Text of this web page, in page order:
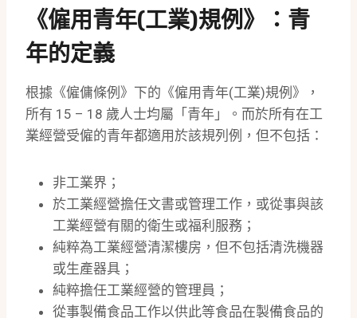
《僱用青年(工業)規例》：青
年的定義
根據《僱傭條例》下的《僱用青年(工業)規例》，
所有 15 – 18 歲人士均屬「青年」。而於所有在工
業經營受僱的青年都適用於該規列例，但不包括：
非工業界；
於工業經營擔任文書或管理工作，或從事與該
工業經營有關的衛生或福利服務；
純粹為工業經營清潔樓房，但不包括清洗機器
或生產器具；
純粹擔任工業經營的管理員；
從事製備食品工作以供此等食品在製備食品的